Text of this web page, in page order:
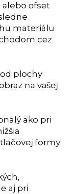
alebo ofset
materiálu
cez
plochy
na vašej
ako pri
formy
aj pri